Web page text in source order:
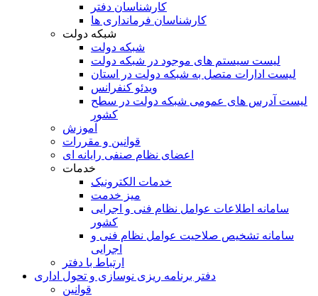
کارشناسان دفتر
کارشناسان فرمانداری ها
شبکه دولت
شبکه دولت
لیست سیستم های موجود در شبکه دولت
لیست ادارات متصل به شبکه دولت در استان
ویدئو کنفرانس
لیست آدرس های عمومی شبکه دولت در سطح
کشور
آموزش
قوانین و مقررات
اعضای نظام صنفی رایانه ای
خدمات
خدمات الکترونیک
میز خدمت
سامانه اطلاعات عوامل نظام فنی و اجرایی
کشور
سامانه تشخیص صلاحیت عوامل نظام فنی و
اجرایی
ارتباط با دفتر
دفتر برنامه ريزی نوسازی و تحول اداری
قوانین